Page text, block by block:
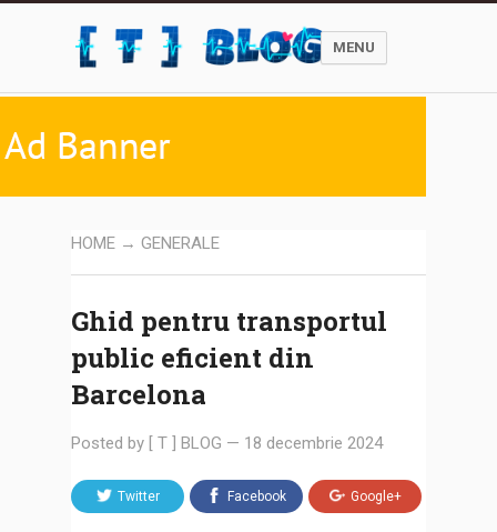
MENU
HOME → GENERALE
Ghid pentru transportul
public eficient din
Barcelona
Posted by [ T ] BLOG — 18 decembrie 2024
Twitter Facebook Google+